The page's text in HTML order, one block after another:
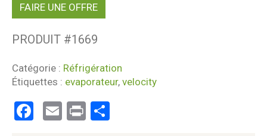
FAIRE UNE OFFRE
PRODUIT #1669
Catégorie : Réfrigération
Étiquettes : evaporateur, velocity
Facebook
Email
Print